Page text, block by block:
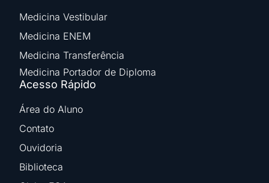
Medicina Vestibular
Medicina ENEM
Medicina Transferência
Medicina Portador de Diploma
Acesso Rápido
Área do Aluno
Contato
Ouvidoria
Biblioteca